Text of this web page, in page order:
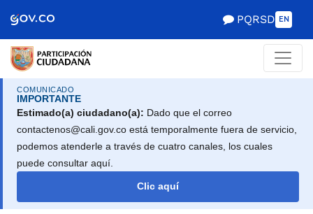
de Gobierno
PQRSD EN
COMUNICADO
IMPORTANTE
Estimado(a) ciudadano(a): Dado que el correo
contactenos@cali.gov.co está temporalmente fuera de servicio,
podemos atenderle a través de cuatro canales, los cuales
puede consultar aquí.
Clic aquí